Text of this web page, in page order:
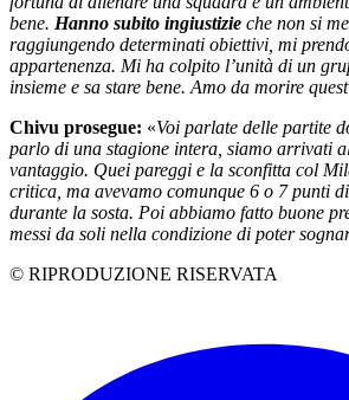
bene. Hanno subito ingiustizie che non si
raggiungendo determinati obiettivi, mi
appartenenza. Mi ha colpito l’unità di un
insieme e sa stare bene. Amo da morire
Chivu prosegue: «Voi parlate delle partite
parlo di una stagione intera, siamo arrivati
vantaggio. Quei pareggi e la sconfitta col
critica, ma avevamo comunque 6 o 7 punti
durante la sosta. Poi abbiamo fatto buone
messi da soli nella condizione di poter
© RIPRODUZIONE RISERVATA